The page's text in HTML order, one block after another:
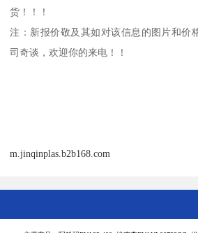
货！！！
注：新报价敬及其如对该信息的图片和价
司奇谈，欢迎你的来电！！
m.jinqinplas.b2b168.com